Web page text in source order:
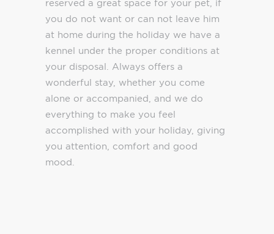
reserved a great space for your pet, if
you do not want or can not leave him
at home during the holiday we have a
kennel under the proper conditions at
your disposal. Always offers a
wonderful stay, whether you come
alone or accompanied, and we do
everything to make you feel
accomplished with your holiday, giving
you attention, comfort and good
mood.